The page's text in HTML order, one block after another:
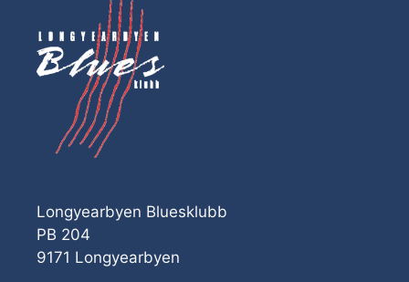
Longyearbyen Bluesklubb
PB 204
9171 Longyearbyen